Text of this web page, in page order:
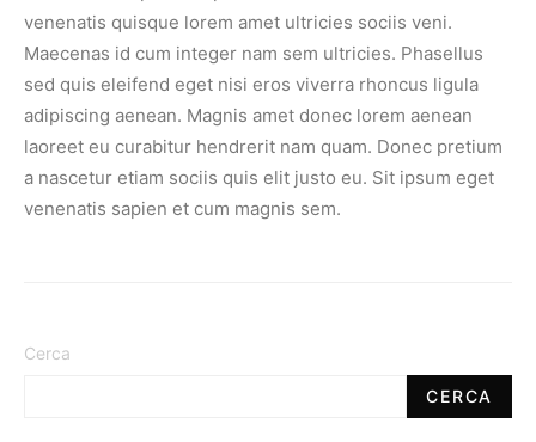
venenatis quisque lorem amet ultricies sociis veni.
Maecenas id cum integer nam sem ultricies. Phasellus
sed quis eleifend eget nisi eros viverra rhoncus ligula
adipiscing aenean. Magnis amet donec lorem aenean
laoreet eu curabitur hendrerit nam quam. Donec pretium
a nascetur etiam sociis quis elit justo eu. Sit ipsum eget
venenatis sapien et cum magnis sem.
Cerca
CERCA